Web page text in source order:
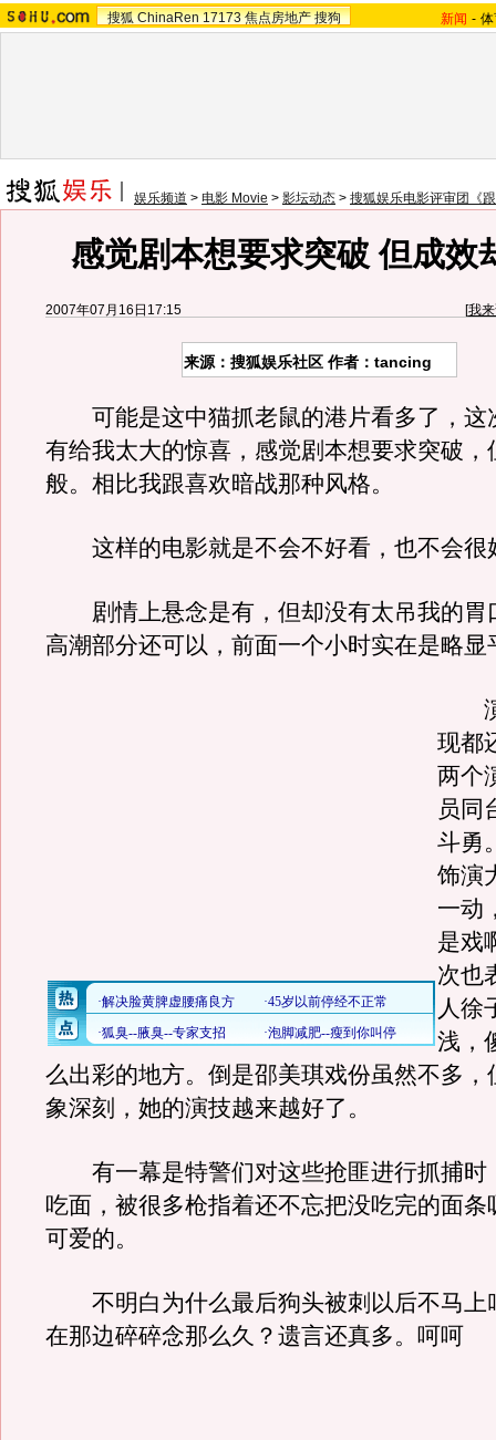
搜狐 ChinaRen 17173 焦点房地产 搜狗 新闻 -
娱乐频道 > 电影 Movie > 影坛动态 > 搜狐娱乐电影评审团《
感觉剧本想要求突破 但成效
2007年07月16日17:15 [我
来源：搜狐娱乐社区 作者：tancing
可能是这中猫抓老鼠的港片看多了，这
有给我太大的惊喜，感觉剧本想要求突破，
般。相比我跟喜欢暗战那种风格。
这样的电影就是不会不好看，也不会很
剧情上悬念是有，但却没有太吊我的胃
高潮部分还可以，前面一个小时实在是略显
演
现都
两个
员同
斗勇
饰演
一动
是戏
次也
人徐
浅，
么出彩的地方。倒是邵美琪戏份虽然不多，
象深刻，她的演技越来越好了。
有一幕是特警们对这些抢匪进行抓捕时
吃面，被很多枪指着还不忘把没吃完的面条
可爱的。
不明白为什么最后狗头被刺以后不马上
在那边碎碎念那么久？遗言还真多。呵呵